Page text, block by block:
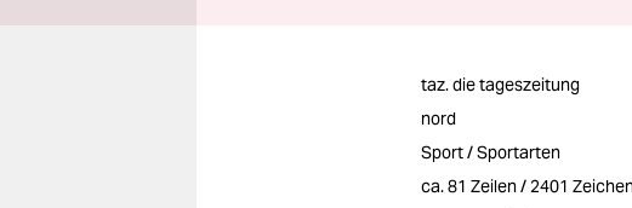
taz. die tageszeitung
nord
Sport / Sportarten
ca. 81 Zeilen / 2401